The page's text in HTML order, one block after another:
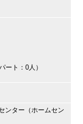
ート：0人）
ンター（ホームセン